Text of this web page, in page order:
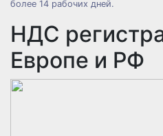
более 14 рабочих дней.
НДС
Европе и РФ